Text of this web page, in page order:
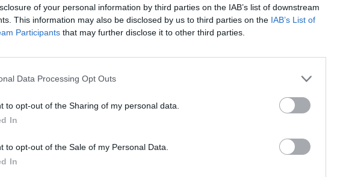
of your personal information by third parties on the IAB’s list of downstream
This information may also be disclosed by us to third parties on the IAB’s List of
Participants that may further disclose it to other third parties.
Data Processing Opt Outs
to opt-out of the Sharing of my personal data.
In
to opt-out of the Sale of my Personal Data.
In